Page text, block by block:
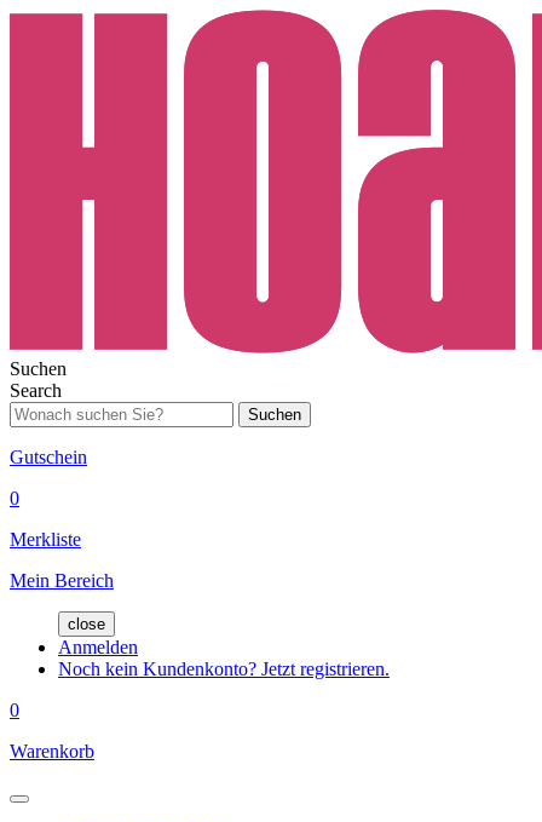
Suchen
Search
Suchen
Gutschein
0
Merkliste
Mein Bereich
close
Anmelden
Noch kein Kundenkonto? Jetzt registrieren.
0
Warenkorb